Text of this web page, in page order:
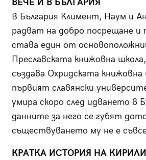
ВЕЧЕ И В БЪЛГАРИЯ
В България Климент, Наум и
радват на добро посрещане и
става един от
Преславската книжовна
създава Охридската
първият славянски
умира скоро след идването в
данните за него се губят
съществуването му не е
КРАТКА ИСТОРИЯ НА